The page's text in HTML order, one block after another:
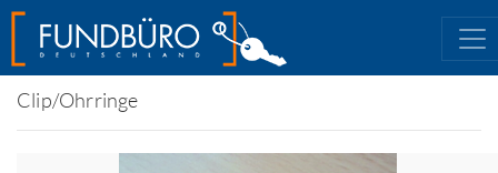
Clip/Ohrringe